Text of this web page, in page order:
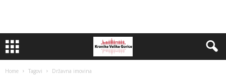
Home Tagovi Državna imovina